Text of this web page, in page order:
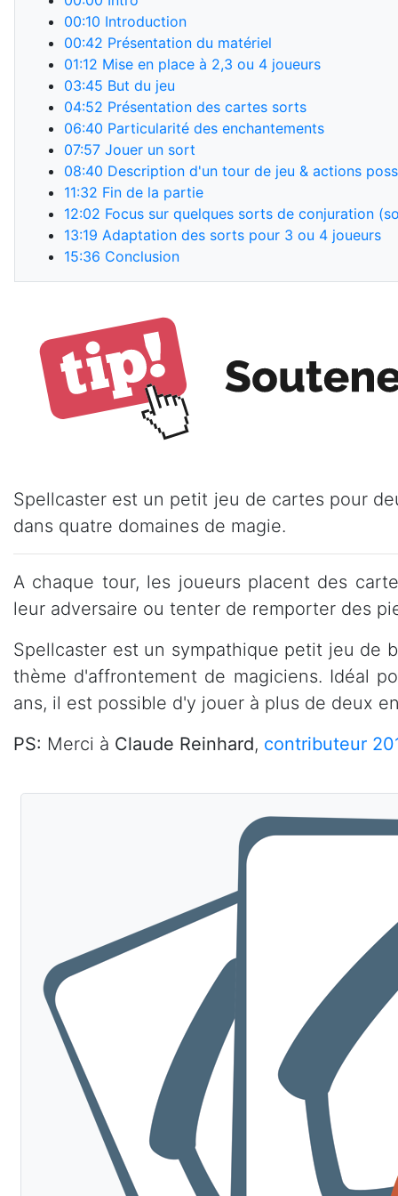
00:10 Introduction
00:42 Présentation du matériel
01:12 Mise en place à 2,3 ou 4 joueurs
03:45 But du jeu
04:52 Présentation des cartes sorts
06:40 Particularité des enchantements
07:57 Jouer un sort
08:40 Description d'un tour de jeu & actions
11:32 Fin de la partie
12:02 Focus sur quelques sorts de conjuration
13:19 Adaptation des sorts pour 3 ou 4 joueurs
15:36 Conclusion
Spellcaster est un petit jeu de cartes pour
dans quatre domaines de magie.
A chaque tour, les joueurs placent des
leur adversaire ou tenter de remporter des
Spellcaster est un sympathique petit jeu de
thème d'affrontement de magiciens. Idéal
ans, il est possible d'y jouer à plus de deux
PS: Merci à Claude Reinhard, contributeur